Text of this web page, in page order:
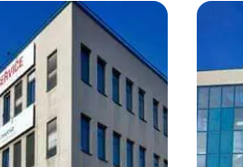
Ich
Ich
E-